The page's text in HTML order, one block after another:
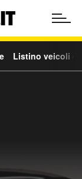
Listino veicoli